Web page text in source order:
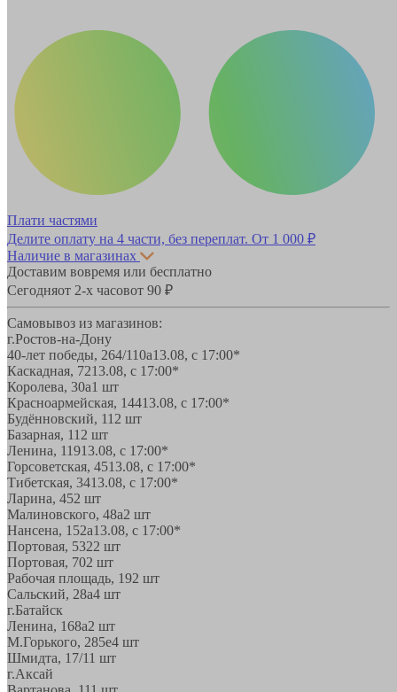
Плати частями
Делите оплату на 4 части, без переплат. От 1 000 ₽
Наличие в магазинах
Доставим вовремя или бесплатно
Сегодняот 2-х часовот 90 ₽
Самовывоз из магазинов:
г.Ростов-на-Дону
40-лет победы, 264/110а13.08, с 17:00*
Каскадная, 7213.08, с 17:00*
Королева, 30а1 шт
Красноармейская, 14413.08, с 17:00*
Будённовский, 11 2 шт
Базарная, 11 2 шт
Ленина, 11913.08, с 17:00*
Горсоветская, 4513.08, с 17:00*
Тибетская, 3413.08, с 17:00*
Ларина, 452 шт
Малиновского, 48а2 шт
Нансена, 152а13.08, с 17:00*
Портовая, 5322 шт
Портовая, 702 шт
Рабочая площадь, 192 шт
Сальский, 28a4 шт
г.Батайск
Ленина, 168а2 шт
М.Горького, 285е4 шт
Шмидта, 17/11 шт
г.Аксай